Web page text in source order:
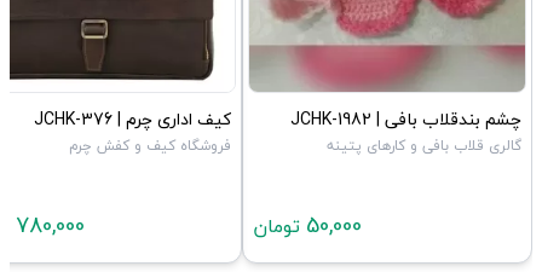
چشم بندقلاب بافی | JCHK-1982
گالری قلاب بافی و کارهای پتینه
50,000 تومان
کیف اداری چرم | JCHK-376
فروشگاه کیف و کفش چرم
780,000